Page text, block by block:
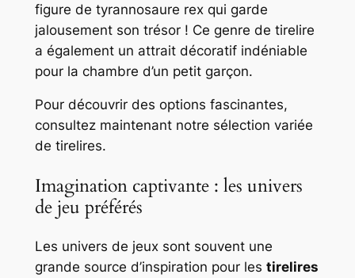
figure de tyrannosaure rex qui garde
jalousement son trésor ! Ce genre de tirelire
a également un attrait décoratif indéniable
pour la chambre d’un petit garçon.
Pour découvrir des options fascinantes,
consultez maintenant notre sélection variée
de tirelires.
Imagination captivante : les univers
de jeu préférés
Les univers de jeux sont souvent une
grande source d’inspiration pour les tirelires